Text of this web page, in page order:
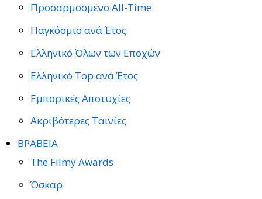
Προσαρμοσμένο All-Time
Παγκόσμιο ανά Έτος
Ελληνικό Όλων των Εποχών
Ελληνικό Top ανά Έτος
Εμπορικές Αποτυχίες
Ακριβότερες Ταινίες
ΒΡΑΒΕΙΑ
The Filmy Awards
Όσκαρ